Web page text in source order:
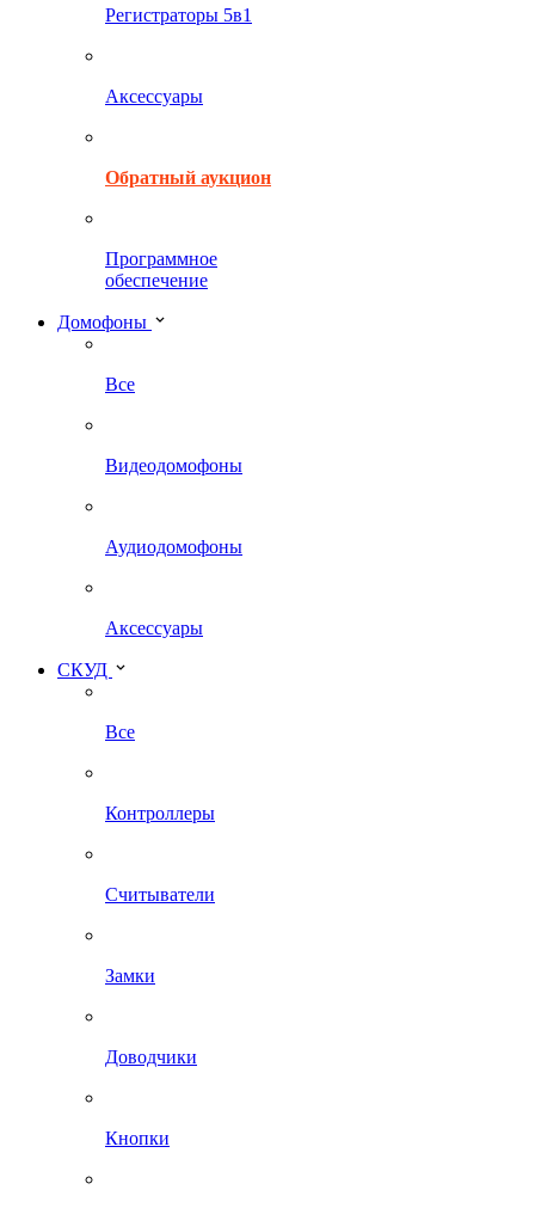
Регистраторы 5в1
Аксессуары
Обратный аукцион
Программное
обеспечение
Домофоны
Все
Видеодомофоны
Аудиодомофоны
Аксессуары
СКУД
Все
Контроллеры
Считыватели
Замки
Доводчики
Кнопки